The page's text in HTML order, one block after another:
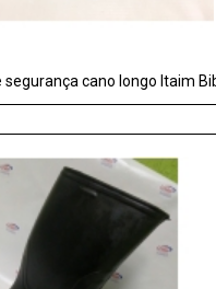
segurança cano longo Itaim